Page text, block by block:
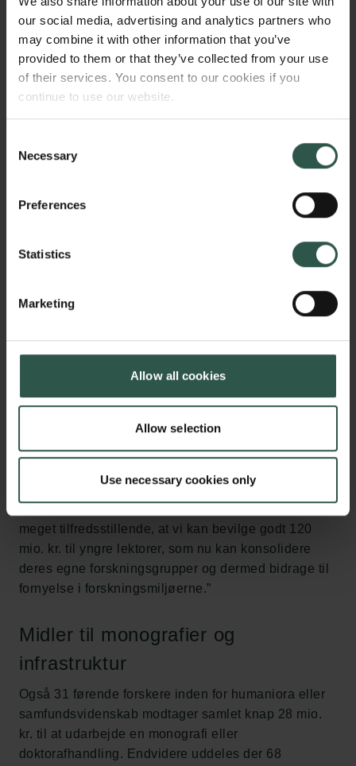
our social media, advertising and analytics partners who
may combine it with other information that you’ve
provided to them or that they’ve collected from your use
of their services. You consent to our cookies if you
continue to use our website.
Selection
Necessary
Preferences
Statistics
Marketing
Allow all cookies
Allow selection
Use necessary cookies only
selvstændig forskergruppe. Der uddeles endvidere
knap 173 mio. kr. til virkemidlet Semper Ardens
Accomplish rettet mod etablerede professorer, der
ønsker at gennemføre innovative, ambitiøse
forskningsprojekter.
Semper Ardens Accelerate
Se hvem der har modtaget et
Carlsbergfondets direktør, professor Lasse Horne
videnskabelige studier, som de her i efteråret har
er særligt glad for, at vi kan honorere 42 yngre
forskere med forskellige typer af postdocbevillinger
for samlet knap 50 mio. kr. Der er hårdt brug for frie,
efterhånden er småt med eksterne midler til de
meget tilfredsstillende, at vi kan bevilge godt 120
mio. kr. til yngre lektorer, som nu kan konsolidere
deres egne forskningsgrupper og dermed bidrage til
fornyelse i forskningsmiljøerne.”
Midler til monografier og
infrastruktur
Også 31 førende forskere inden for humaniora eller
samfundsvidenskab modtager samlet knap 28 mio.
kr. til at udarbejde en monografi eller
doktorafhandling. Endvidere uddeles der 68